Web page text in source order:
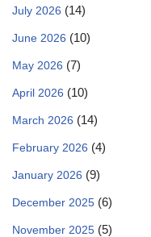
July 2026 (14)
June 2026 (10)
May 2026 (7)
April 2026 (10)
March 2026 (14)
February 2026 (4)
January 2026 (9)
December 2025 (6)
November 2025 (5)